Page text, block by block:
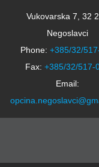
Vukovarska 7, 32
Negoslavci
Phone: +385/32/
Fax: +385/32/517-
Email: